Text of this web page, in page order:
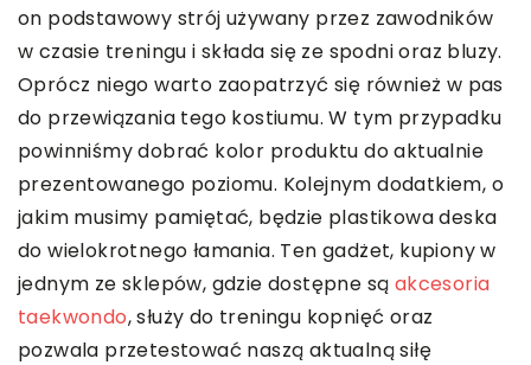
on podstawowy strój używany przez zawodników
w czasie treningu i składa się ze spodni oraz bluzy.
Oprócz niego warto zaopatrzyć się również w pas
do przewiązania tego kostiumu. W tym przypadku
powinniśmy dobrać kolor produktu do aktualnie
prezentowanego poziomu. Kolejnym dodatkiem, o
jakim musimy pamiętać, będzie plastikowa deska
do wielokrotnego łamania. Ten gadżet, kupiony w
jednym ze sklepów, gdzie dostępne są akcesoria
taekwondo, służy do treningu kopnięć oraz
pozwala przetestować naszą aktualną siłę